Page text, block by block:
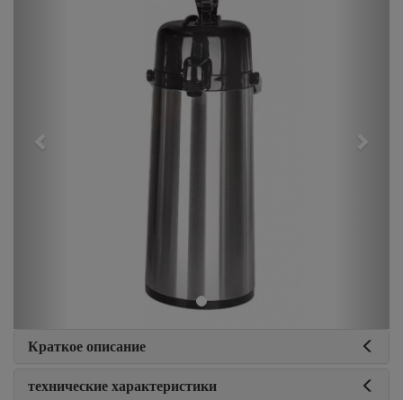
Краткое описание
технические характеристики